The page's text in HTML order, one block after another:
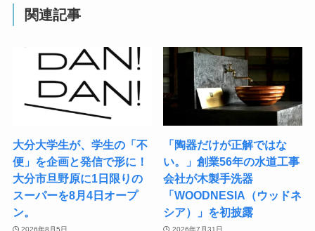
関連記事
大分大学生が、学生の「不
便」を企画と発信で形に！
大分市旦野原に1日限りの
スーパーを8月4日オープ
ン。
2026年8月5日
「陶器だけが正解ではな
い。」創業56年の水道工事
会社が木製手洗器
「WOODNESIA（ウッドネ
シア）」を初披露
2026年7月31日